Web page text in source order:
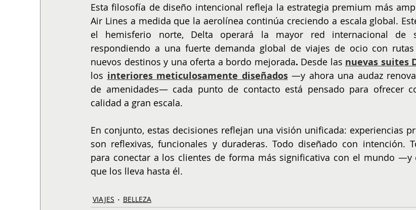
Esta filosofía de diseño intencional refleja la estrategia premium más
Air Lines a medida que la aerolínea continúa creciendo a escala global.
el hemisferio norte, Delta operará la mayor red internacional de
respondiendo a una fuerte demanda global de viajes de ocio con rutas
nuevos destinos y una oferta a bordo mejorada. Desde las nuevas suites
los interiores meticulosamente diseñados —y ahora una audaz
de amenidades— cada punto de contacto está pensado para ofrecer
calidad a gran escala.
En conjunto, estas decisiones reflejan una visión unificada: experiencias
son reflexivas, funcionales y duraderas. Todo diseñado con intención.
para conectar a los clientes de forma más significativa con el mundo —y
que los lleva hasta él.
VIAJES BELLEZA